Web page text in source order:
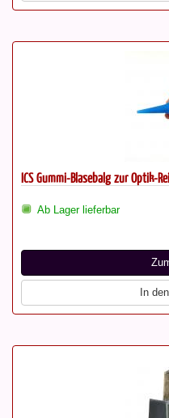
ICS Gummi-Blasebalg zur Optik-
Ab Lager lieferbar
In